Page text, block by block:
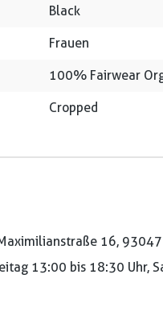
Black
Frauen
100% Fairwear
Cropped
16,
13:00 bis 18:30 Uhr,